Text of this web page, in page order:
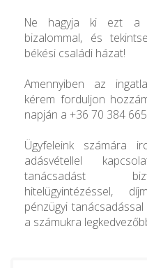
Ne hagyja ki ezt a
bizalommal, és
békési családi házat!
Amennyiben az
kérem forduljon
napján a +36 70 384
Ügyfeleink számára
adásvétellel
tanácsadást
hitelügyintézéssel,
pénzügyi
a számukra